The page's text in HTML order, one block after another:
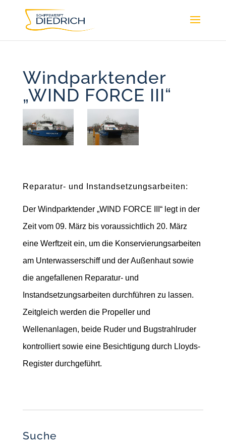
Windparktender
„WIND FORCE III“
Reparatur- und Instandsetzungsarbeiten:
Der Windparktender „WIND FORCE III“ legt in der
Zeit vom 09. März bis voraussichtlich 20. März
eine Werftzeit ein, um die Konservierungsarbeiten
am Unterwasserschiff und der Außenhaut sowie
die angefallenen Reparatur- und
Instandsetzungsarbeiten durchführen zu lassen.
Zeitgleich werden die Propeller und
Wellenanlagen, beide Ruder und Bugstrahlruder
kontrolliert sowie eine Besichtigung durch Lloyds-
Register durchgeführt.
Suche